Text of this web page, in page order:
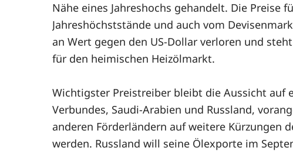
Nähe eines Jahreshochs gehandelt. Die Preise
Jahreshöchststände und auch vom
an Wert gegen den US-Dollar verloren und
für den heimischen Heizölmarkt.
Wichtigster Preistreiber bleibt die Aussicht auf
Verbundes, Saudi-Arabien und Russland,
anderen Förderländern auf weitere Kürzungen
werden. Russland will seine Ölexporte im